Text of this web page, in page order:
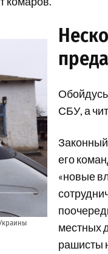
СБУ, а
Законный
его
«новые
местных
рашисты